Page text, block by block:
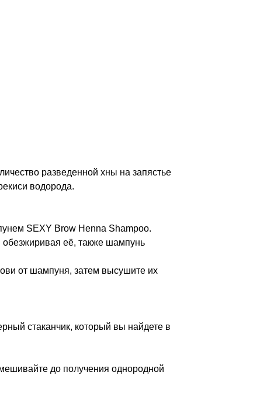
разведенной хны на запястье
водорода.
SEXY Brow Henna Shampoo.
её, также шампунь
от шампуня, затем высушите их
стаканчик, который вы найдете в
до получения однородной